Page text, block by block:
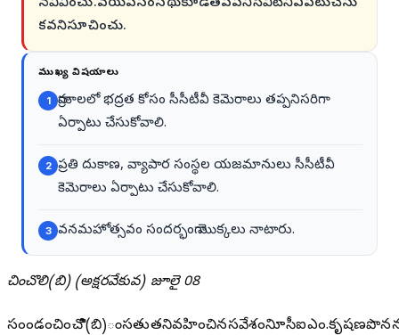
నవివించు.వయపసంసథుకూడతపపనిసివీటినిఏపటుచేసు
కవనిసూచించు.
ముఖ్య విషయాలు
1
గ్రామాలలో భద్రత కోసం సీసీటీవీ కెమెరాలు తప్పనిసరిగా
ఏర్పాటు చేసుకోవాలి.
2 ప్రతి దుకాణ, వ్యాపార సంస్థల యజమానులు సీసీటీవీ
కెమెరాలు ఏర్పాటు చేసుకోవాలి.
3 వనమహోత్సవం సందర్భంగా మొక్కలు నాటారు.
చించొలి(బి) (అక్షరవేకువ) జూలై 08